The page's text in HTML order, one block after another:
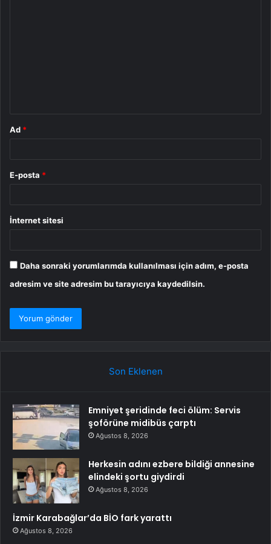
Ad *
E-posta *
İnternet sitesi
Daha sonraki yorumlarımda kullanılması için adım, e-posta
adresim ve site adresim bu tarayıcıya kaydedilsin.
Son Eklenen
Emniyet şeridinde feci ölüm: Servis
şoförüne midibüs çarptı
Ağustos 8, 2026
Herkesin adını ezbere bildiği annesine
elindeki şortu giydirdi
Ağustos 8, 2026
İzmir Karabağlar’da BİO fark yarattı
Ağustos 8, 2026